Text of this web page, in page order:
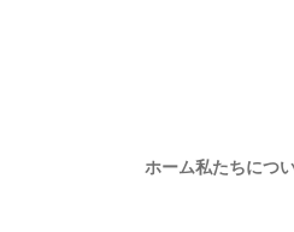
ホーム私たちにつ